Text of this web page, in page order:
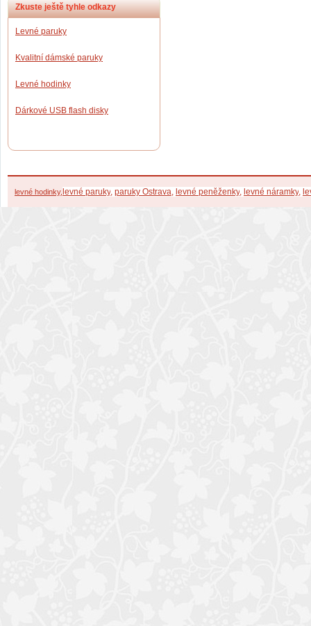
Zkuste ještě tyhle odkazy
Levné paruky
Kvalitní dámské paruky
Levné hodinky
Dárkové USB flash disky
levné hodinky, levné paruky, paruky Ostrava, levné peněženky, levné náramky,